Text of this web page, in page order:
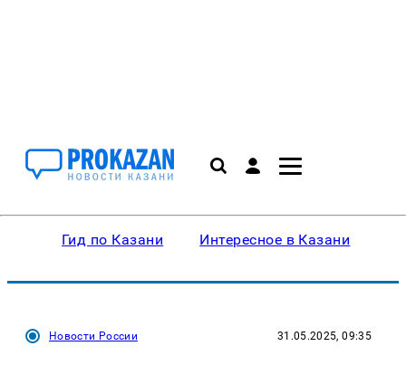
Гид по Казани Интересное в Казани
Новости России 31.05.2025, 09:35